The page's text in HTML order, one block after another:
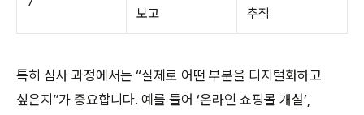
보고 추적
특히 심사 과정에서는 “실제로 어떤 부분을 디지털화하고
싶은지”가 중요합니다. 예를 들어 ‘온라인 쇼핑몰 개설’,